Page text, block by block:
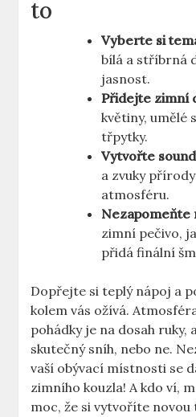
to
Vyberte si‍
bílá ⁤a stříbrná⁤
jasnost.
Přidejte zimní⁤
květiny, umělé
třpytky.
Vytvořte
a ‍zvuky
atmosféru.
Nezapomeňte⁤
zimní pečivo,
přidá finální
Dopřejte si ‍teplý nápoj a
kolem vás ožívá.
⁢pohádky je⁤ na⁣ dosah ruky,
skutečný sníh, nebo ‍ne.
vaší⁤ obývací místnosti se
‌zimního‍ kouzla! A kdo⁣ ví,
moc, že si vytvoříte